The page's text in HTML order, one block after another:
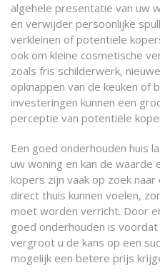
algehele presentatie van uw
en verwijder persoonlijke
verkleinen of potentiële
ook om kleine cosmetische
zoals fris schilderwerk,
opknappen van de keuken of
investeringen kunnen een
perceptie van potentiële
Een goed onderhouden huis
uw woning en kan de waarde
kopers zijn vaak op zoek
direct thuis kunnen voelen,
moet worden verricht. Door
goed onderhouden is
vergroot u de kans op een
mogelijk een betere prijs